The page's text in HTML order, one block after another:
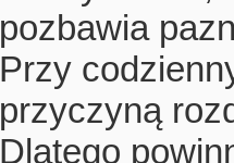
pozbawia
Przy
przyczyną
Dlatego